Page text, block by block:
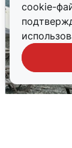
cookie-